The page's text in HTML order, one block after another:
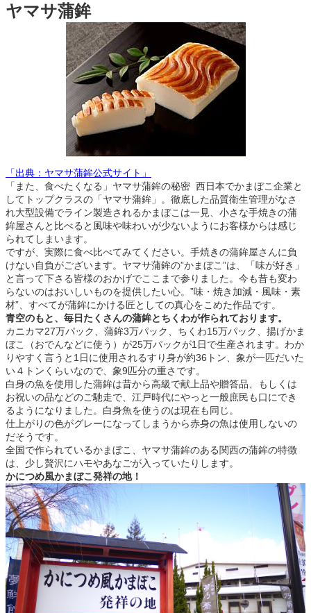
ヤマサ蒲鉾
「出典：ヤマサ蒲鉾公式サイト」
「また、食べたくなる」ヤマサ蒲鉾の秘密 西日本でかまぼこ企業と
してトップクラスの「ヤマサ蒲鉾」。徹底した品質衛生管理がなさ
れ大型設備でライン製造されるかまぼこは一見、小さな手焼きの蒲
鉾屋さんと比べると風味や味わいが少ないようにお客様からは感じ
られてしまいます。
ですが、実際に食べ比べてみてください。手焼きの蒲鉾屋さんに負
けない自負がございます。ヤマサ蒲鉾の”かまぼこ”は、「味が好き」
と言って下さる皆様のおかげでここまで参りました。今も昔も変わ
らないのはおいしいものを提供したい心。”味・焼き加減・風味・素
材”、すべてが蒲鉾にかける匠としての真心をこめた作品です。
青空のもと、毎日たくさんの蒲鉾とちくわが作られております。
カニカマ27万パック、蒲鉾3万パック、ちくわ15万パック、揚げかま
ぼこ（おでんなどに使う）が25万パックが1日で生産されます。わか
りやすく言うと1日に使用されるすり身が約36トン、象が一匹だいた
い４トンくらいなので、象9匹分の重さです。
白身の魚を使用した蒲鉾は昔から高級で献上品や贈答品、もしくは
お祝いの品などのご馳走で、江戸時代にやっと一般庶民も口にでき
るようになりました。白身魚を使うのは現在も同じ。
仕上がりの色がグレーになってしまうから赤身の魚は使用しないの
だそうです。
全国で作られているかまぼこ、ヤマサ蒲鉾のある関西の蒲鉾の特徴
は、少し贅沢にハモやあなごが入っていたりします。
かにつめ風かまぼこ発祥の地！